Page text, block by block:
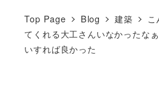
Top Page Blog 建築
てくれる大工さんいなかったな
いすれば良かった